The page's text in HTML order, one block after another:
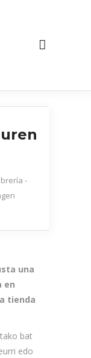
-
una
en
tienda
bat
edo